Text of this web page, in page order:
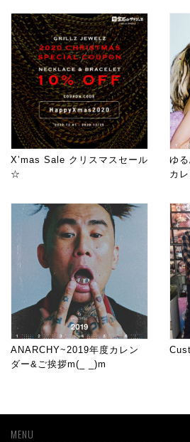
X’mas Sale クリスマスセール
☆
ゆ
カ
ANARCHY~2019年度カレン
ダー&ご挨拶m(_ _)m
MENU